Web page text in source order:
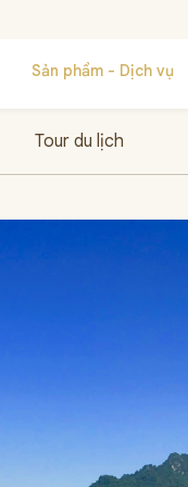
Sản phẩm - Dịch vụ
Tour du lịch